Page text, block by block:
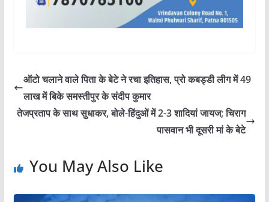
ऑटो चलाने वाले पिता के बेटे ने रचा इतिहास, प्रो कबड्डी लीग में 49
लाख में बिके समस्तीपुर के संदीप कुमार
तेजप्रताप के साथ सुधाकर, बोले-हिंदुओं में 2-3 शादियां जायज; चिराग
पासवान भी दूसरी मां के बेटे
You May Also Like